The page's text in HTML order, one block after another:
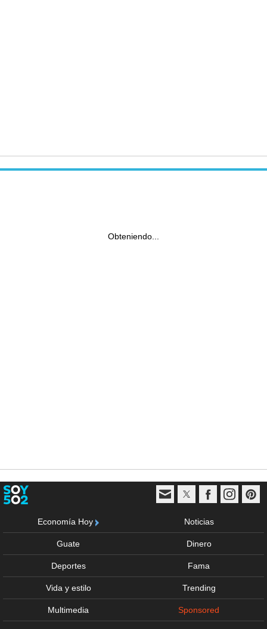
Obteniendo...
Economía Hoy Noticias
Guate Dinero
Deportes Fama
Vida y estilo Trending
Multimedia Sponsored